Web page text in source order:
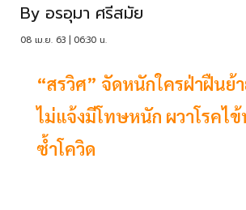
By อรอุมา ศรีสมัย
08 เม.ย. 63 | 06:30 น.
“สรวิศ” จัดหนักใครฝ่าฝืนย้า
ไม่แจ้งมีโทษหนัก ผวาโรคไ
ซ้ำโควิด